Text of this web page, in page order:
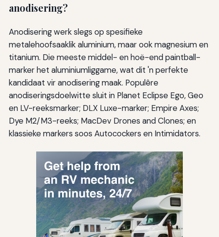
anodisering?
Anodisering werk slegs op spesifieke
metalehoofsaaklik aluminium, maar ook magnesium en
titanium. Die meeste middel- en hoë-end paintball-
marker het aluminiumliggame, wat dit 'n perfekte
kandidaat vir anodisering maak. Populêre
anodiseringsdoelwitte sluit in Planet Eclipse Ego, Geo
en LV-reeksmarker; DLX Luxe-marker; Empire Axes;
Dye M2/M3-reeks; MacDev Drones and Clones; en
klassieke markers soos Autocockers en Intimidators.